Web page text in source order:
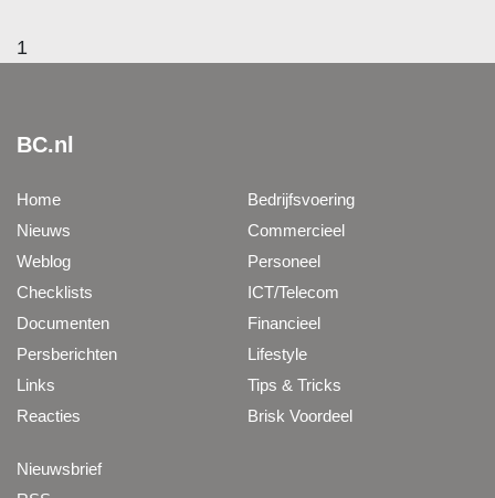
1
BC.nl
Home
Nieuws
Weblog
Checklists
Documenten
Persberichten
Links
Reacties
Bedrijfsvoering
Commercieel
Personeel
ICT/Telecom
Financieel
Lifestyle
Tips & Tricks
Brisk Voordeel
Nieuwsbrief